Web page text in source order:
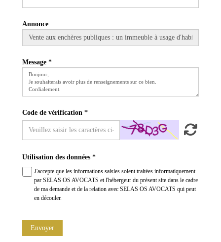
Annonce
Message
Code de vérification
Utilisation des données
J'accepte que les informations saisies soient traitées informatiquement
par SELAS OS AVOCATS et l'hébergeur du présent site dans le cadre
de ma demande et de la relation avec SELAS OS AVOCATS qui peut
en découler.
Envoyer